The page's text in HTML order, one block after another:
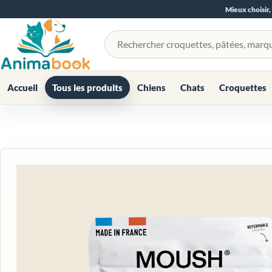
Mieux
Rechercher un produit
Accueil Tous les produits Chiens Chats Croquettes